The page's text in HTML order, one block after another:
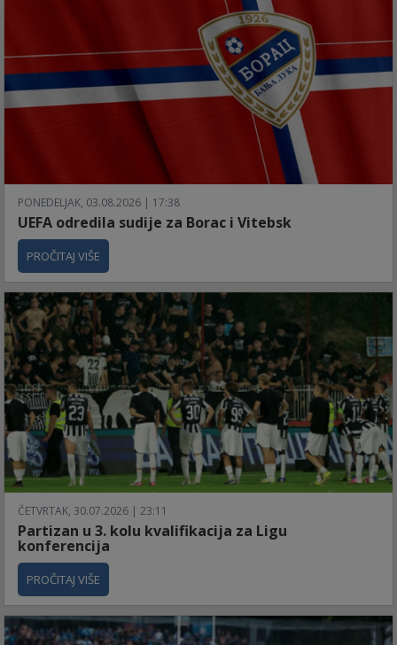
PONEDELJAK, 03.08.2026 | 17:38
UEFA odredila sudije za Borac i Vitebsk
PROČITAJ VIŠE
ČETVRTAK, 30.07.2026 | 23:11
Partizan u 3. kolu kvalifikacija za Ligu
konferencija
PROČITAJ VIŠE